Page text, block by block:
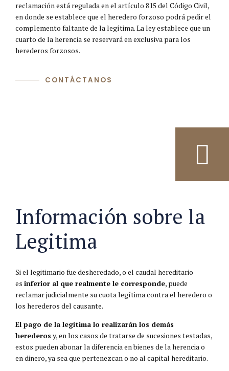
reclamación está regulada en el artículo 815 del Código Civil,
en donde se establece que el heredero forzoso podrá pedir el
complemento faltante de la legítima. La ley establece que un
cuarto de la herencia se reservará en exclusiva para los
herederos forzosos.
CONTÁCTANOS
Información sobre la
Legitima
Si el legitimario fue desheredado, o el caudal hereditario
es inferior al que realmente le corresponde, puede
reclamar judicialmente su cuota legítima contra el heredero o
los herederos del causante.
El pago de la legítima lo realizarán los demás
herederos y, en los casos de tratarse de sucesiones testadas,
estos pueden abonar la diferencia en bienes de la herencia o
en dinero, ya sea que pertenezcan o no al capital hereditario.